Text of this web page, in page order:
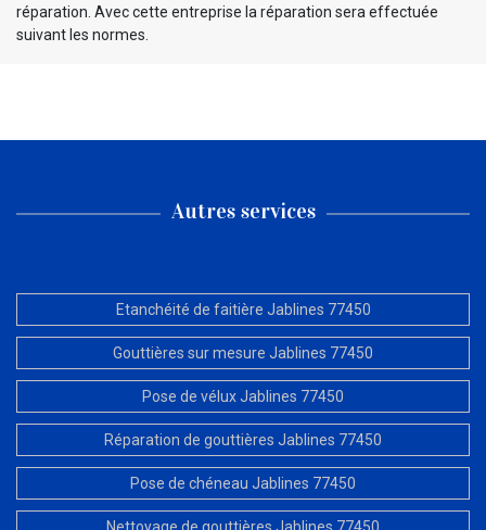
réparation. Avec cette entreprise la réparation sera effectuée
suivant les normes.
Autres services
Etanchéité de faitière Jablines 77450
Gouttières sur mesure Jablines 77450
Pose de vélux Jablines 77450
Réparation de gouttières Jablines 77450
Pose de chéneau Jablines 77450